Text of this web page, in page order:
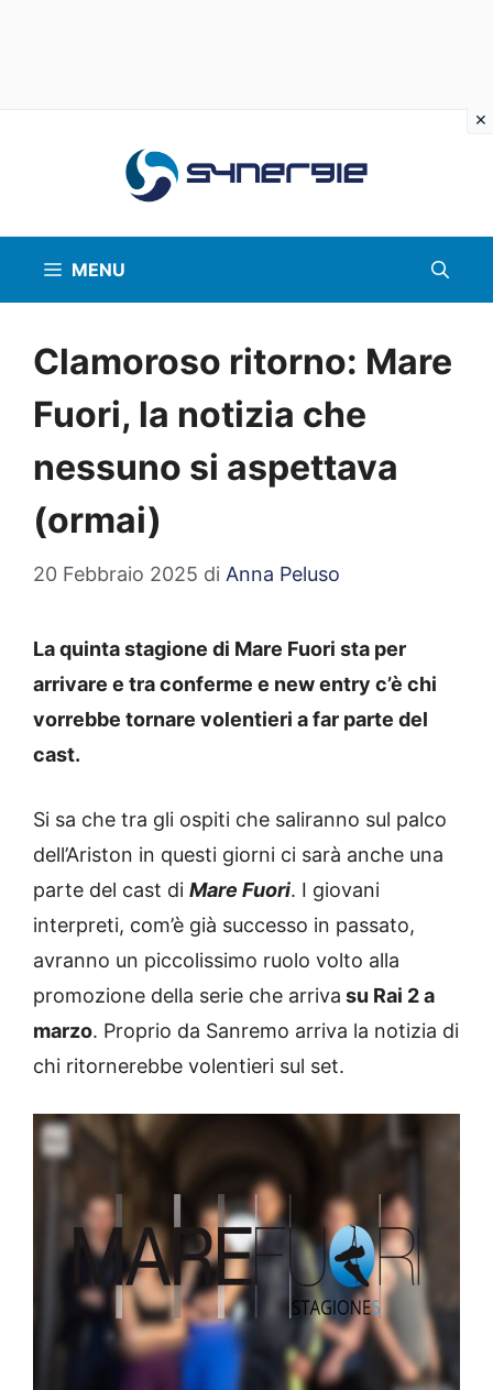
MENU
Clamoroso ritorno: Mare
Fuori, la notizia che
nessuno si aspettava
(ormai)
20 Febbraio 2025 di Anna Peluso
La quinta stagione di Mare Fuori sta per
arrivare e tra conferme e new entry c’è chi
vorrebbe tornare volentieri a far parte del
cast.
Si sa che tra gli ospiti che saliranno sul palco
dell’Ariston in questi giorni ci sarà anche una
parte del cast di Mare Fuori. I giovani
interpreti, com’è già successo in passato,
avranno un piccolissimo ruolo volto alla
promozione della serie che arriva su Rai 2 a
marzo. Proprio da Sanremo arriva la notizia di
chi ritornerebbe volentieri sul set.